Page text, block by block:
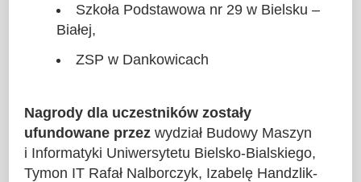
Szkoła Podstawowa nr 29 w Bielsku –
Białej,
ZSP w Dankowicach
Nagrody dla uczestników zostały
ufundowane przez wydział Budowy Maszyn
i Informatyki Uniwersytetu Bielsko-Bialskiego,
Tymon IT Rafał Nalborczyk, Izabelę Handzlik-